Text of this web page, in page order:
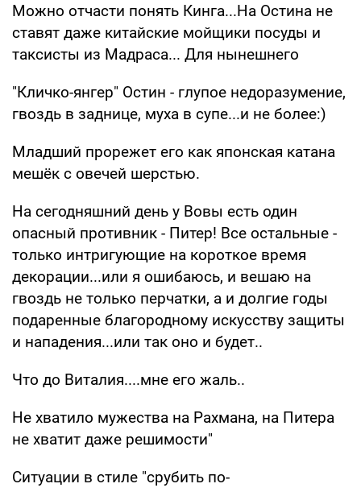
Можно отчасти понять Кинга...На Остина не
ставят даже китайские мойщики посуды и
таксисты из Мадраса... Для нынешнего
"Кличко-янгер" Остин - глупое недоразумение,
гвоздь в заднице, муха в супе...и не более:)
Младший прорежет его как японская катана
мешёк с овечей шерстью.
На сегодняшний день у Вовы есть один
опасный противник - Питер! Все остальные -
только интригующие на короткое время
декорации...или я ошибаюсь, и вешаю на
гвоздь не только перчатки, а и долгие годы
подаренные благородному искусству защиты
и нападения...или так оно и будет..
Что до Виталия....мне его жаль..
Не хватило мужества на Рахмана, на Питера
не хватит даже решимости"
Ситуации в стиле "срубить по-